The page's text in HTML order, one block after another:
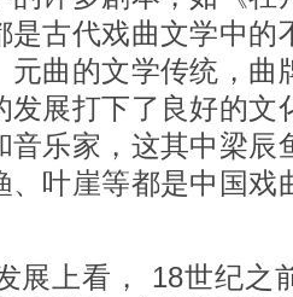
是古代戏曲文学中
元曲的文学传统，曲
发展打下了良好的文
音乐家，这其中梁辰
、叶崖等都是中国戏
展上看， 18世纪之